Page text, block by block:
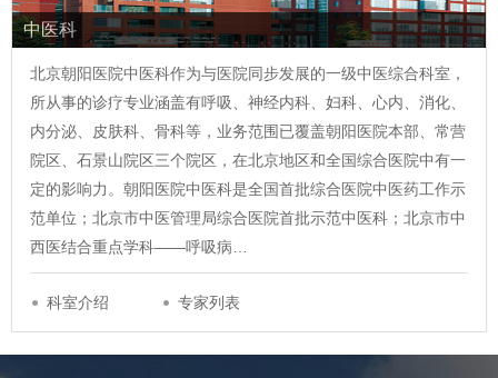
中医科
北京朝阳医院中医科作为与医院同步发展的一级中医综合科室，
所从事的诊疗专业涵盖有呼吸、神经内科、妇科、心内、消化、
内分泌、皮肤科、骨科等，业务范围已覆盖朝阳医院本部、常营
院区、石景山院区三个院区，在北京地区和全国综合医院中有一
定的影响力。朝阳医院中医科是全国首批综合医院中医药工作示
范单位；北京市中医管理局综合医院首批示范中医科；北京市中
西医结合重点学科——呼吸病…
科室介绍 专家列表